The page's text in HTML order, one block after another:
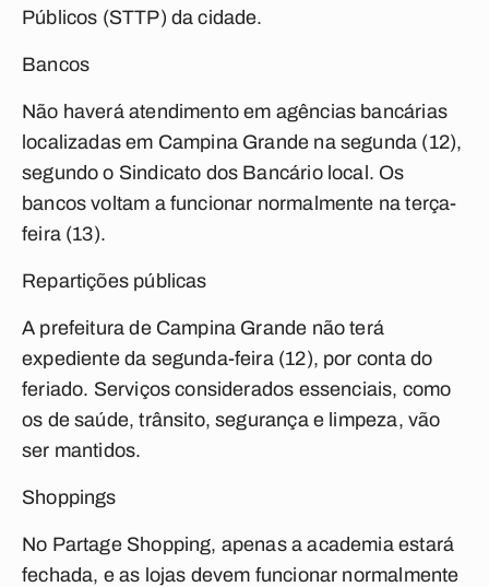
Públicos (STTP) da cidade.
Bancos
Não haverá atendimento em agências bancárias
localizadas em Campina Grande na segunda (12),
segundo o Sindicato dos Bancário local. Os
bancos voltam a funcionar normalmente na terça-
feira (13).
Repartições públicas
A prefeitura de Campina Grande não terá
expediente da segunda-feira (12), por conta do
feriado. Serviços considerados essenciais, como
os de saúde, trânsito, segurança e limpeza, vão
ser mantidos.
Shoppings
No Partage Shopping, apenas a academia estará
fechada, e as lojas devem funcionar normalmente